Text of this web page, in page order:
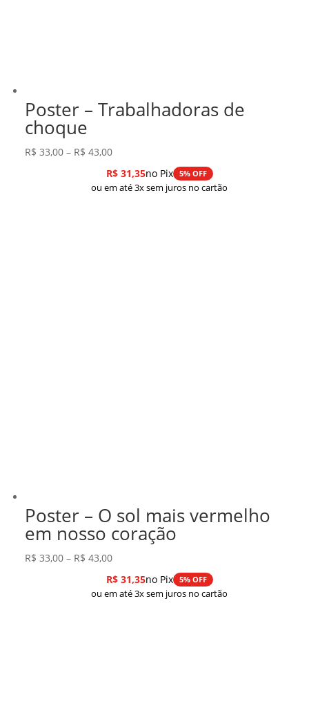
Poster – Trabalhadoras de
choque
R$ 33,00 – R$ 43,00Faixa
de
preço:
R$31,35no Pix 5% OFF
ou em até 3x sem juros no cartão
Poster – O sol mais vermelho
em nosso coração
R$ 33,00 – R$ 43,00Faixa
de
preço:
R$31,35no Pix 5% OFF
ou em até 3x sem juros no cartão